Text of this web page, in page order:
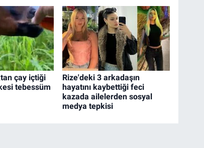
çay içtiği
tebessüm
Rize'deki 3 arkadaşın
hayatını kaybettiği feci
kazada ailelerden sosyal
medya tepkisi